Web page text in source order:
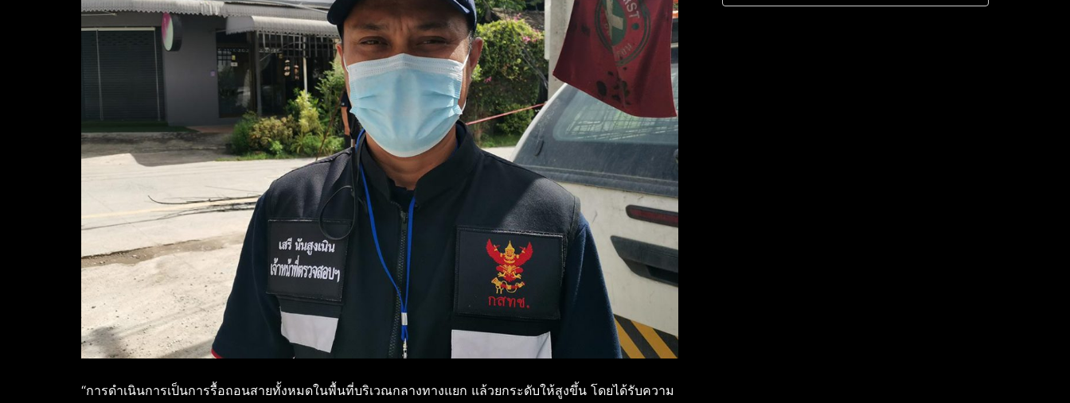
“การดำเนินการเป็นการรื้อถอนสายทั้งหมดในพื้นที่บริเวณกลางทางแยก แล้วยกระดับให้สูงขึ้น โดยได้รับความ